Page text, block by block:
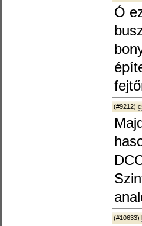
Ó
(#9212)
(#10633)